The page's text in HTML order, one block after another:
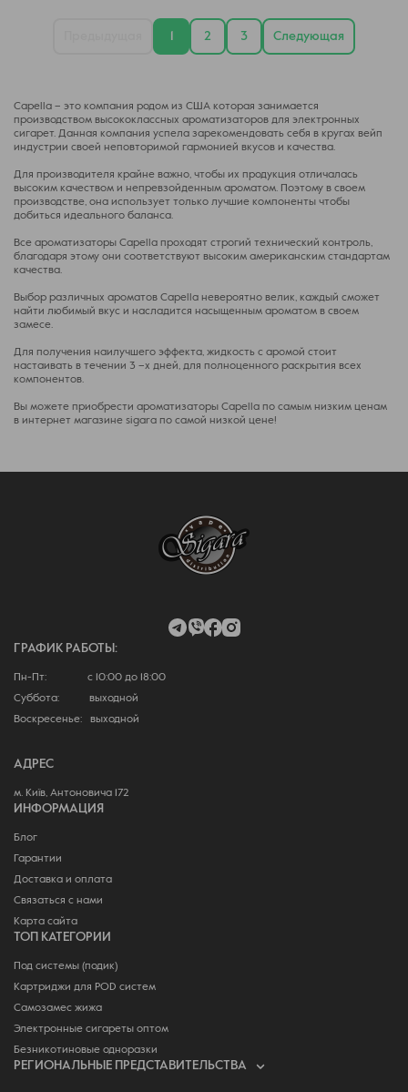
2 3 Следующая
Capella – это компания родом из США которая занимается
производством высококлассных ароматизаторов для электронных
сигарет. Данная компания успела зарекомендовать себя в кругах вейп
индустрии своей неповторимой гармонией вкусов и качества.
Для производителя крайне важно, чтобы их продукция отличалась
высоким качеством и непревзойденным ароматом. Поэтому в своем
производстве, она использует только лучшие компоненты чтобы
добиться идеального баланса.
Все ароматизаторы Capella проходят строгий технический контроль,
благодаря этому они соответствуют высоким американским стандартам
качества.
Выбор различных ароматов Capella невероятно велик, каждый сможет
найти любимый вкус и насладится насыщенным ароматом в своем
замесе.
Для получения наилучшего эффекта, жидкость с аромой стоит
настаивать в течении 3 –х дней, для полноценного раскрытия всех
компонентов.
Вы можете приобрести ароматизаторы Capella по самым низким ценам
в интернет магазине sigara по самой низкой цене!
ГРАФИК РАБОТЫ:
Пн-Пт: с 10:00 до 18:00
Суббота: выходной
Воскресенье: выходной
АДРЕС
м. Київ, Антоновича 172
ИНФОРМАЦИЯ
Блог
Гарантии
Доставка и оплата
Связаться с нами
Карта сайта
ТОП КАТЕГОРИИ
Под системы (подик)
Картриджи для POD систем
Самозамес жижа
Электронные сигареты оптом
Безникотиновые одноразки
РЕГИОНАЛЬНЫЕ ПРЕДСТАВИТЕЛЬСТВА